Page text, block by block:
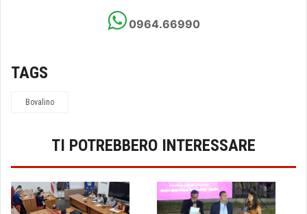
0964.66990
TAGS
Bovalino
TI POTREBBERO INTERESSARE